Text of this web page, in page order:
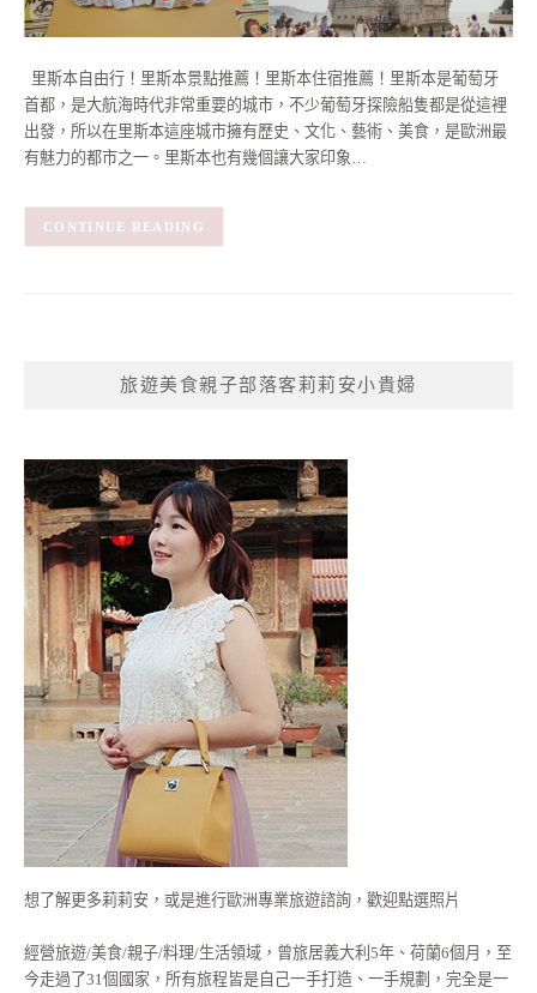
里斯本自由行！里斯本景點推薦！里斯本住宿推薦！里斯本是葡萄牙
首都，是大航海時代非常重要的城市，不少葡萄牙探險船隻都是從這裡
出發，所以在里斯本這座城市擁有歷史、文化、藝術、美食，是歐洲最
有魅力的都市之一。里斯本也有幾個讓大家印象…
CONTINUE READING
旅遊美食親子部落客莉莉安小貴婦
想了解更多莉莉安，或是進行歐洲專業旅遊諮詢，歡迎點選照片
經營旅遊/美食/親子/料理/生活領域，曾旅居義大利5年、荷蘭6個月，至
今走過了31個國家，所有旅程皆是自己一手打造、一手規劃，完全是一